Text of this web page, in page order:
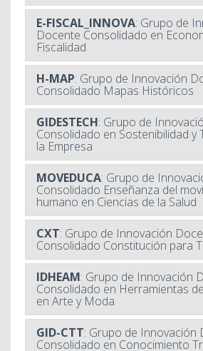
E-FISCAL_INNOVA: Grupo de
Docente Consolidado en
Fiscalidad
H-MAP: Grupo de Innovación
Consolidado Mapas Históricos
GIDESTECH: Grupo de
Consolidado en Sostenibilidad y
la Empresa
MOVEDUCA: Grupo de
Consolidado Enseñanza del
humano en Ciencias de la Salud
CXT: Grupo de Innovación
Consolidado Constitución para
IDHEAM: Grupo de Innovación
Consolidado en Herramientas
en Arte y Moda
GID-CTT: Grupo de Innovación
Consolidado en Conocimiento